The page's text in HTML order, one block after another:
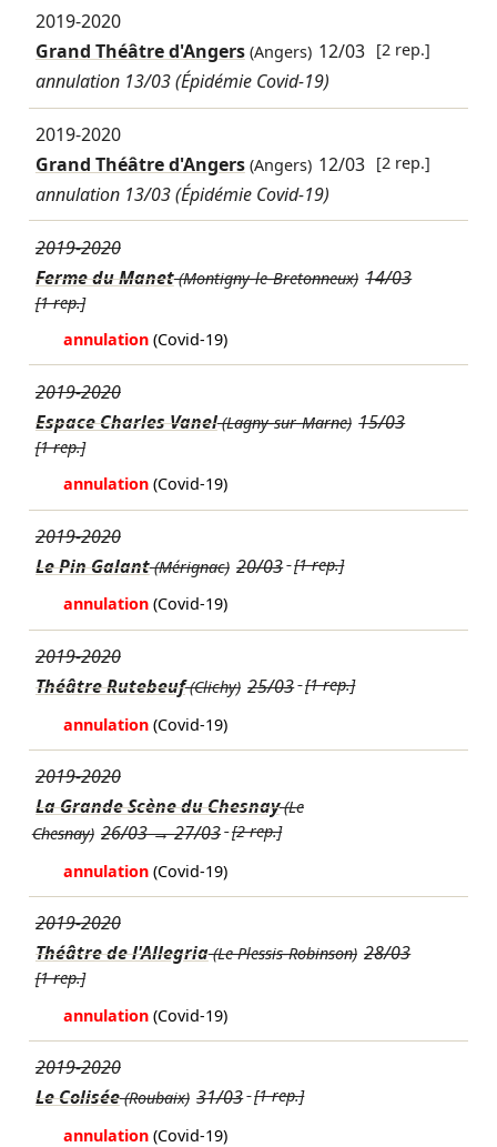
2019-2020
Grand Théâtre d'Angers(Angers) 12/03 [2 rep.]
annulation 13/03 (Épidémie Covid-19)
2019-2020
Grand Théâtre d'Angers(Angers) 12/03 [2 rep.]
annulation 13/03 (Épidémie Covid-19)
2019-2020
Ferme du Manet(Montigny-le-Bretonneux) 14/03
[1 rep.]
annulation (Covid-19)
2019-2020
Espace Charles Vanel(Lagny-sur-Marne) 15/03
[1 rep.]
annulation (Covid-19)
2019-2020
Le Pin Galant(Mérignac) 20/03 [1 rep.]
annulation (Covid-19)
2019-2020
Théâtre Rutebeuf(Clichy) 25/03 [1 rep.]
annulation (Covid-19)
2019-2020
La Grande Scène du Chesnay(Le
Chesnay) 26/03→27/03 [2 rep.]
annulation (Covid-19)
2019-2020
Théâtre de l'Allegria(Le Plessis-Robinson) 28/03
[1 rep.]
annulation (Covid-19)
2019-2020
Le Colisée(Roubaix) 31/03 [1 rep.]
annulation (Covid-19)